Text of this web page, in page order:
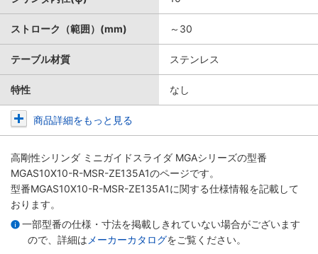
ストローク（範囲）(mm) ～30
テーブル材質 ステンレス
特性 なし
商品詳細をもっと見る
高剛性シリンダ ミニガイドスライダ MGAシリーズの型番
MGAS10X10-R-MSR-ZE135A1のページです。
型番MGAS10X10-R-MSR-ZE135A1に関する仕様情報を記載して
おります。
一部型番の仕様・寸法を掲載しきれていない場合がございます
ので、詳細は メーカーカタログをご覧ください。